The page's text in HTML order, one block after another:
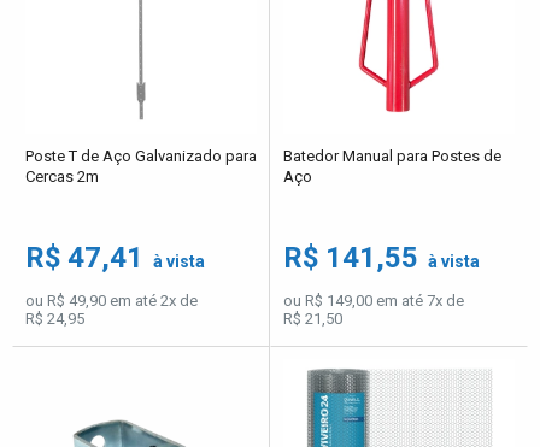
Poste T de Aço Galvanizado para
Cercas 2m
R$ 47,41 à vista
ou R$ 49,90 em até 2x de
R$ 24,95
Batedor Manual para Postes de
Aço
R$ 141,55 à vista
ou R$ 149,00 em até 7x de
R$ 21,50